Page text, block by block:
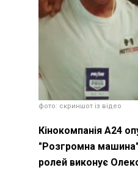
фото: скриншот із відео
Кінокомпанія A24
"Розгромна машина"
ролей виконує